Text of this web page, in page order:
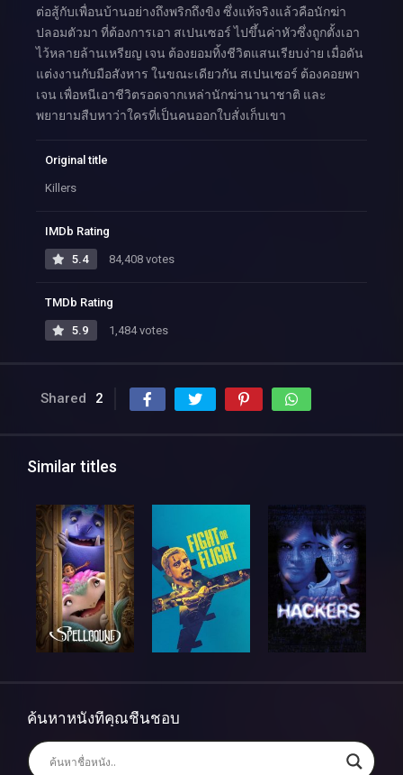
ต่อสู้กับเพื่อนบ้านอย่างถึงพริกถึงขิง ซึ่งแท้จริงแล้วคือนักฆ่า
ปลอมตัวมา ที่ต้องการเอา สเปนเซอร์ ไปขึ้นค่าหัวซึ่งถูกตั้งเอา
ไว้หลายล้านเหรียญ เจน ต้องยอมทิ้งชีวิตแสนเรียบง่าย เมื่อดัน
แต่งงานกับมือสังหาร ในขณะเดียวกัน สเปนเซอร์ ต้องคอยพา
เจน เพื่อหนีเอาชีวิตรอดจากเหล่านักฆ่านานาชาติ และ
พยายามสืบหาว่าใครที่เป็นคนออกใบสั่งเก็บเขา
Original title
Killers
IMDb Rating
5.4 84,408 votes
TMDb Rating
5.9 1,484 votes
Shared 2
Similar titles
ค้นหาหนังที่คุณชื่นชอบ